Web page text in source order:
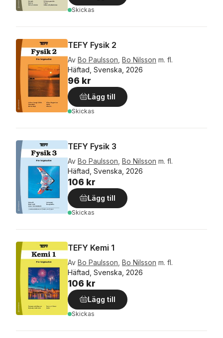
Skickas
TEFY Fysik 2
Av Bo Paulsson Bo Nilsson m. fl.
Häftad, Svenska, 2026
96 kr
Lägg till
Skickas
TEFY Fysik 3
Av Bo Paulsson Bo Nilsson m. fl.
Häftad, Svenska, 2026
106 kr
Lägg till
Skickas
TEFY Kemi 1
Av Bo Paulsson Bo Nilsson m. fl.
Häftad, Svenska, 2026
106 kr
Lägg till
Skickas